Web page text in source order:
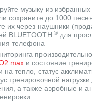
музыку из
сохраните до 1000
их через наушники
BLUETOOTH ®для
телефона
max и состояние
на тепло, статус
тренировочной
а также аэробные и